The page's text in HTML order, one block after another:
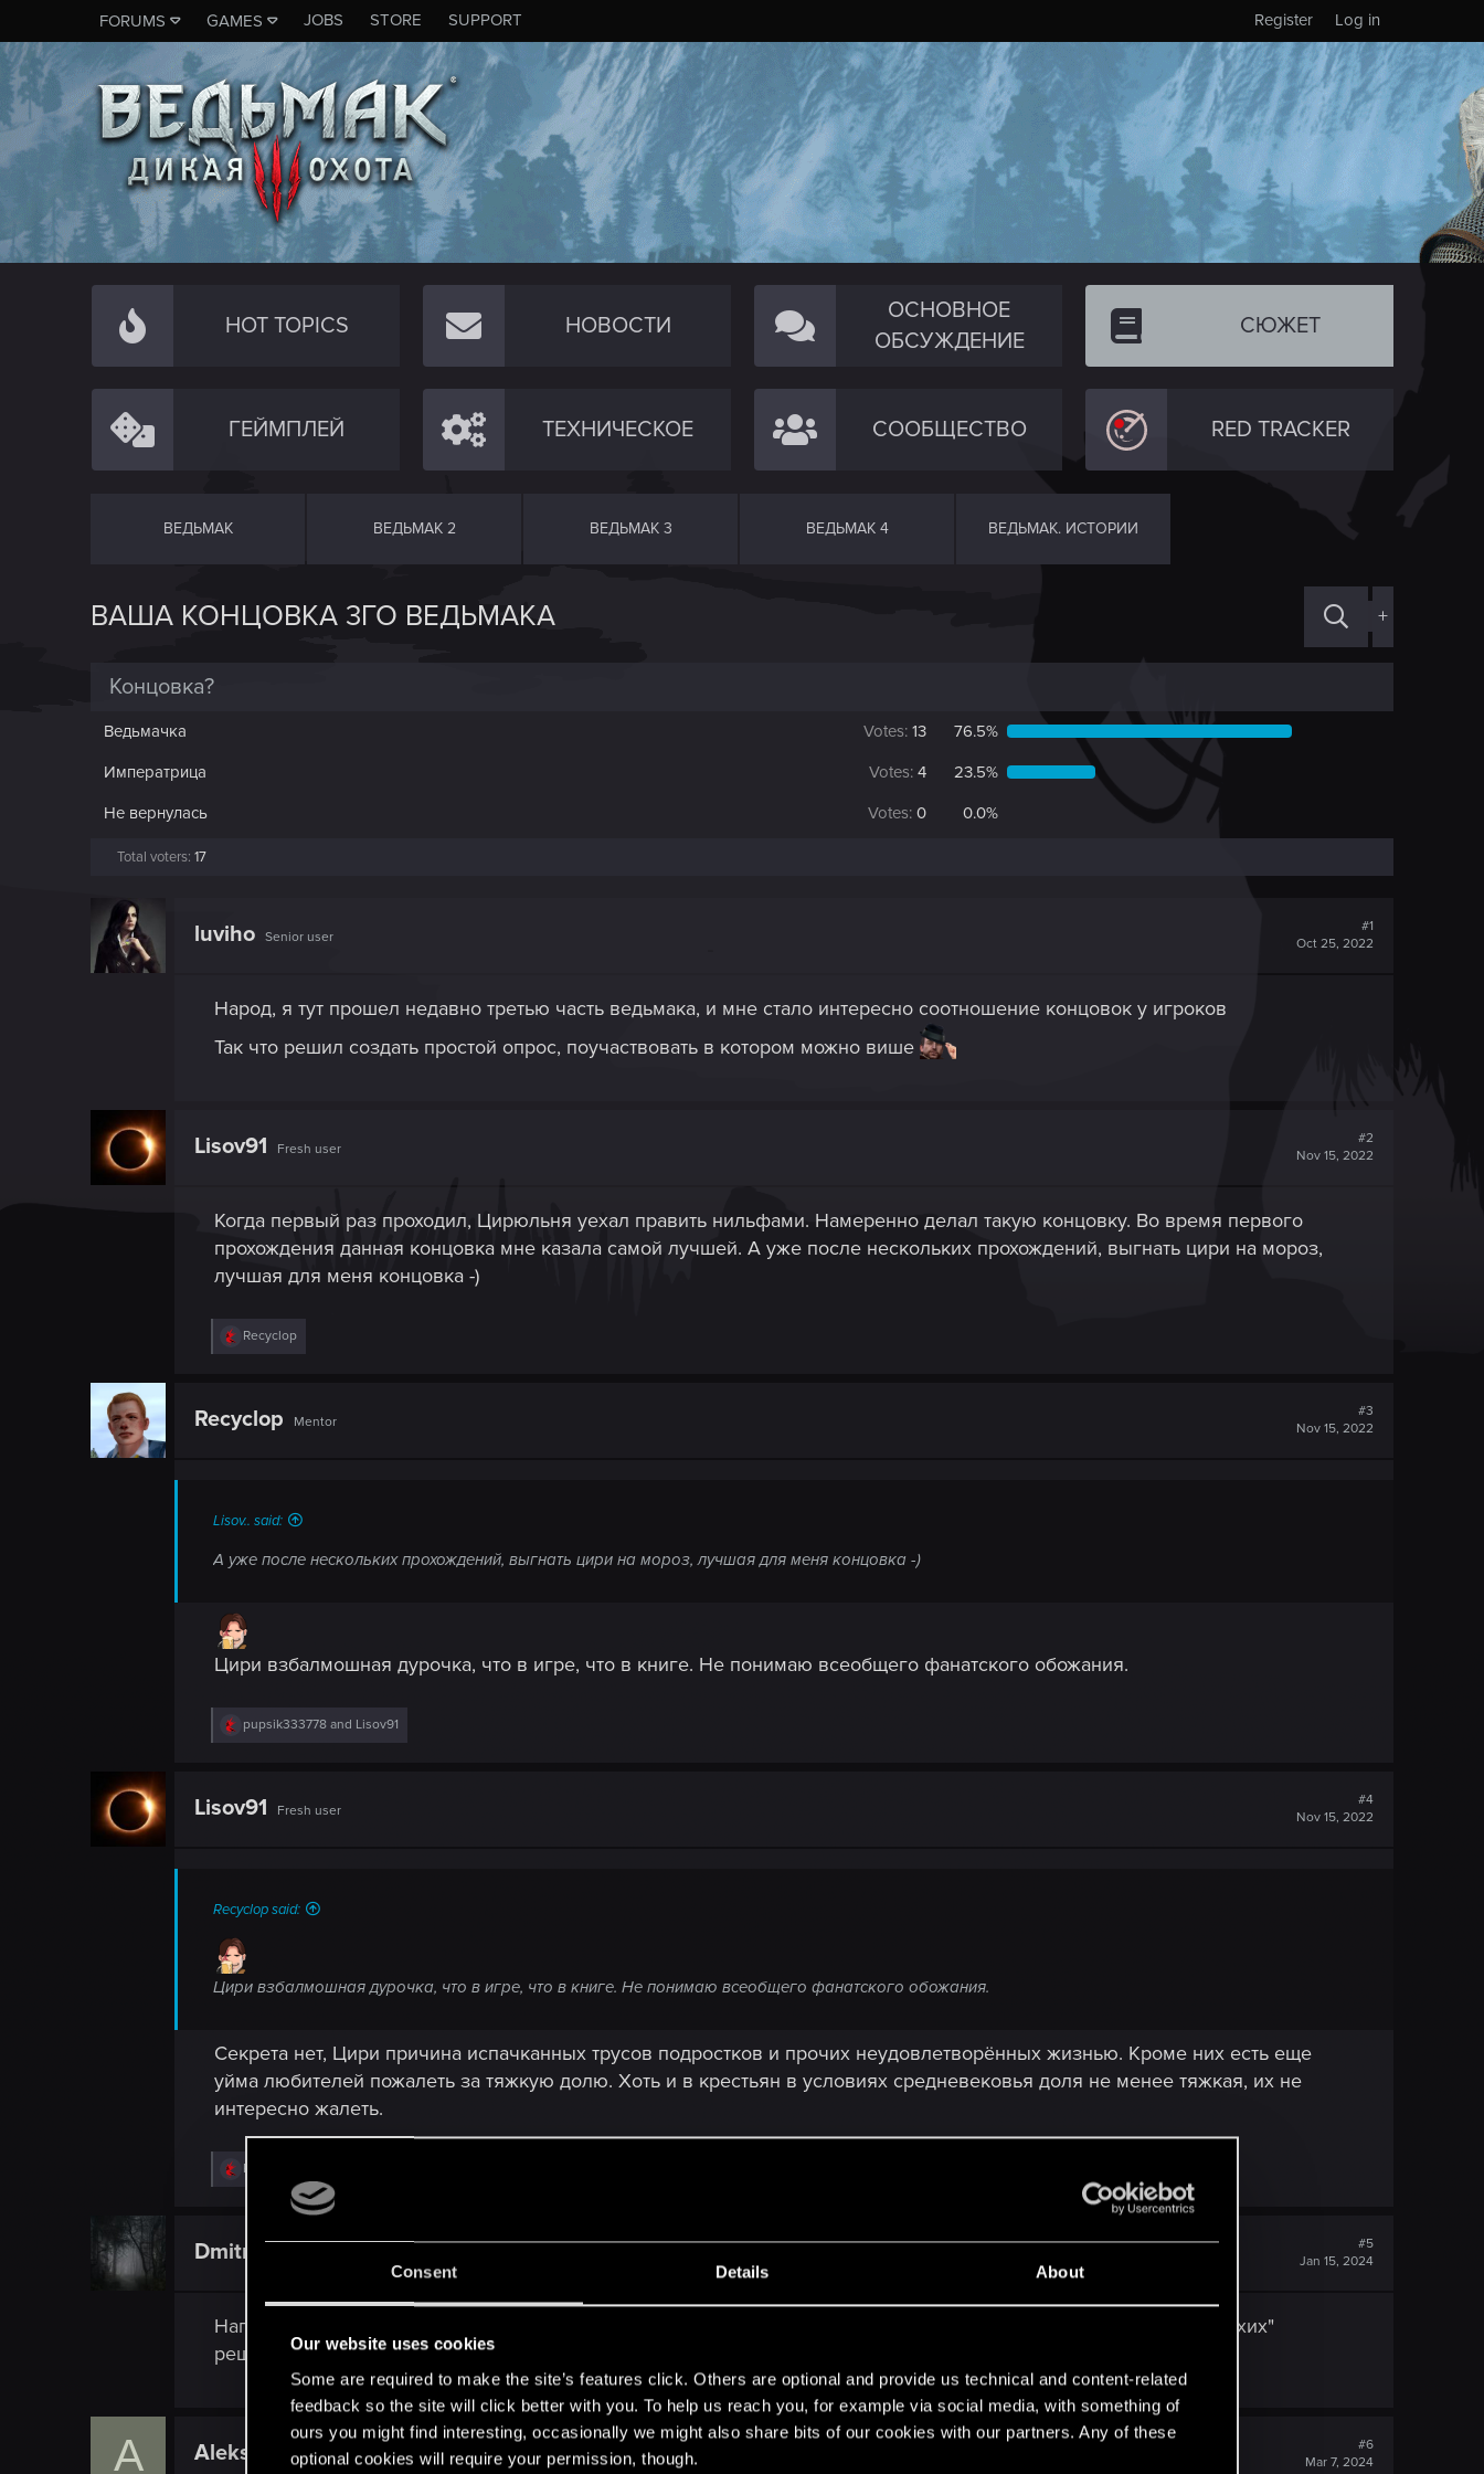
Consent Details About
Our website uses cookies
Some are required to make the site’s features click. Others are optional and provide us technical and content-related
feedback so the site will click better with you. To help us reach you, for example via social media, with something of
ours you might find interesting, occasionally we might also share bits of our cookies with our partners. Any of these
optional cookies will require your permission, though.
FORUMS GAMES JOBS STORE SUPPORT Log in
Register
HOT TOPICS НОВОСТИ
ОСНОВНОЕ
ОБСУЖДЕНИЕ
СЮЖЕТ
ГЕЙМПЛЕЙ ТЕХНИЧЕСКОЕ СООБЩЕСТВО RED TRACKER
ВЕДЬМАК ВЕДЬМАК 2 ВЕДЬМАК 3 ВЕДЬМАК 4 ВЕДЬМАК. ИСТОРИИ
ВАША КОНЦОВКА 3ГО ВЕДЬМАКА +
Концовка?
Ведьмачка Votes: 13 76.5%
Императрица Votes: 4 23.5%
Не вернулась Votes: 0 0.0%
Total voters 17
luviho Senior user
#1
Oct 25, 2022
Народ, я тут прошел недавно третью часть ведьмака, и мне стало интересно соотношение концовок у игроков
Так что решил создать простой опрос, поучаствовать в котором можно више
Lisov91 Fresh user
#2
Nov 15, 2022
Когда первый раз проходил, Цирюльня уехал править нильфами. Намеренно делал такую концовку. Во время первого
прохождения данная концовка мне казала самой лучшей. А уже после нескольких прохождений, выгнать цири на мороз,
лучшая для меня концовка -)
R
e
i
Recyclop
Recyclop Mentor
#3
Nov 15, 2022
Lisov.. said:
А уже после нескольких прохождений, выгнать цири на мороз, лучшая для меня концовка -)
Цири взбалмошная дурочка, что в игре, что в книге. Не понимаю всеобщего фанатского обожания.
R
e
i
pupsik333778 and Lisov91
Lisov91 Fresh user
#4
Nov 15, 2022
Recyclop said:
Цири взбалмошная дурочка, что в игре, что в книге. Не понимаю всеобщего фанатского обожания.
Секрета нет, Цири причина испачканных трусов подростков и прочих неудовлетворённых жизнью. Кроме них есть еще
уйма любителей пожалеть за тяжкую долю. Хоть и в крестьян в условиях средневековья доля не менее тяжкая, их не
интересно жалеть.
R
i
:
Recyclop
Dmitriy_1981
#5
Jan 15, 2024
Напомните, пожалуйста, если не ездить к Эмгыру, а в остальных четырех ключевых эпизодах выбрать два "плохих"
решения и два "хороших", тогда какой будет финал? Цири не вернется или станет таки ведьмачкой?
A AleksandrWither Rookie
#6
Mar 7, 2024